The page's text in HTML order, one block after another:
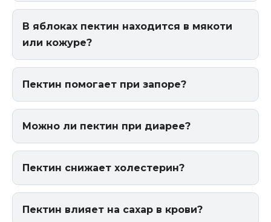
В яблоках пектин находится в мякоти
или кожуре?
Пектин помогает при запоре?
Можно ли пектин при диарее?
Пектин снижает холестерин?
Пектин влияет на сахар в крови?